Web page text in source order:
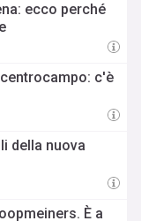
ecco perché
c'è
della nuova
È a